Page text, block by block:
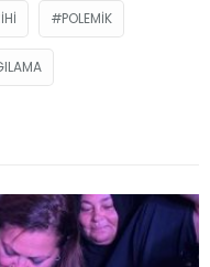
POLEMIK